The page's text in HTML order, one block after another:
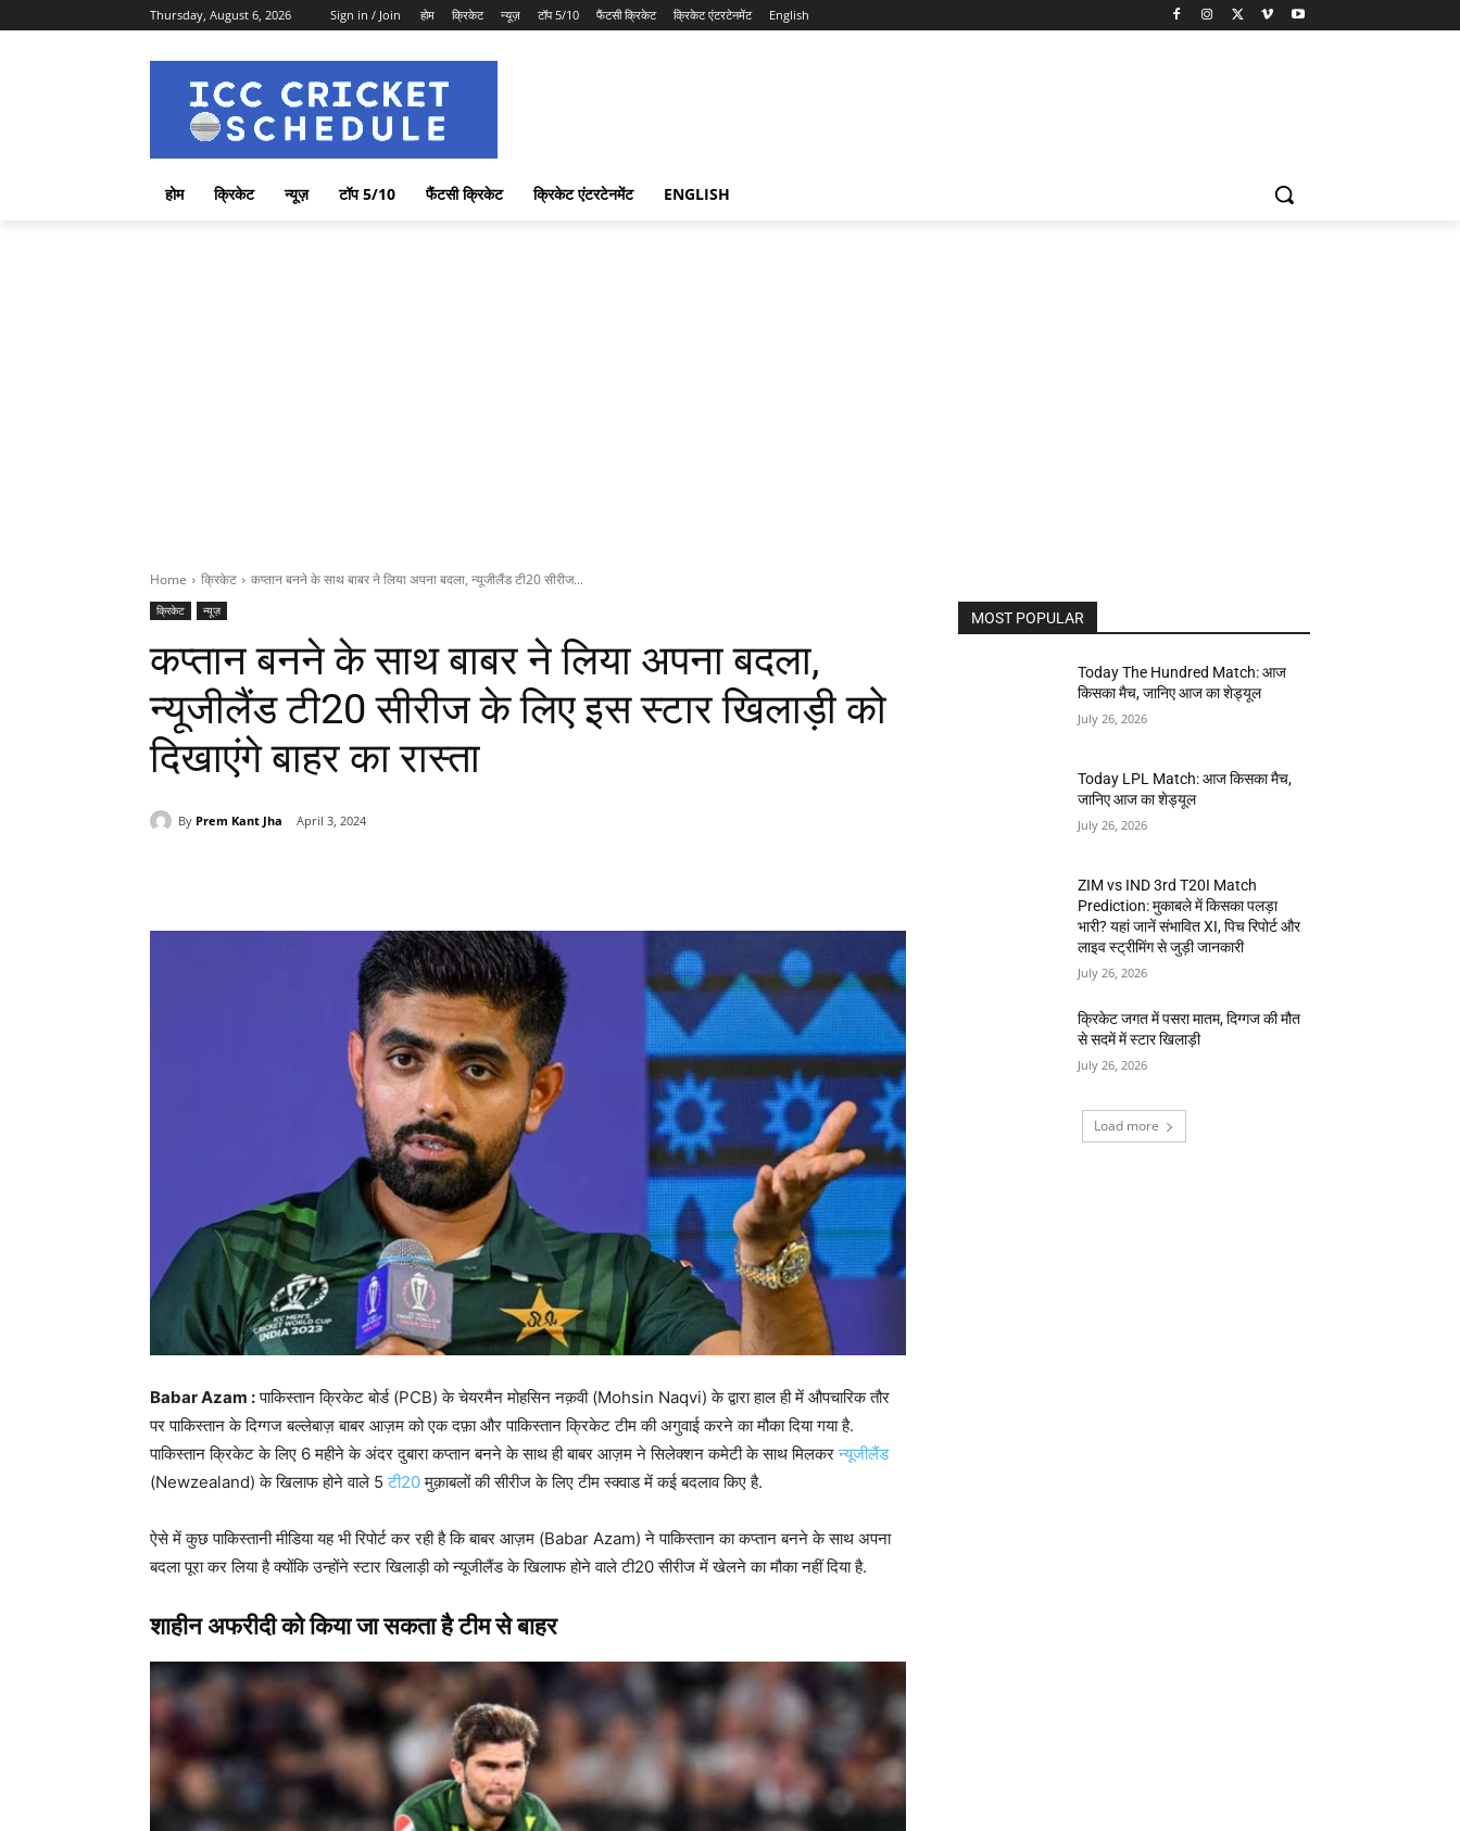
Thursday, August 6, 2026 Sign in / Join होम क्रिकेट न्यूज़ टॉप 5/10 फैंटसी क्रिकेट क्रिकेट एंटरटेनमेंट English
होम क्रिकेट न्यूज़ टॉप 5/10 फैंटसी क्रिकेट क्रिकेट एंटरटेनमेंट ENGLISH
Home क्रिकेट कप्तान बनने के साथ बाबर ने लिया अपना बदला, न्यूजीलैंड टी20 सीरीज...
क्रिकेट न्यूज़
कप्तान बनने के साथ बाबर ने लिया अपना बदला,
न्यूजीलैंड टी20 सीरीज के लिए इस स्टार खिलाड़ी को
दिखाएंगे बाहर का रास्ता
By Prem Kant Jha April 3, 2024
Babar Azam :पाकिस्तान क्रिकेट बोर्ड (PCB) के चेयरमैन मोहसिन नक़वी (Mohsin Naqvi) के द्वारा हाल ही में औपचारिक तौर
पर पाकिस्तान के दिग्गज बल्लेबाज़ बाबर आज़म को एक दफ़ा और पाकिस्तान क्रिकेट टीम की अगुवाई करने का मौका दिया गया है.
पाकिस्तान क्रिकेट के लिए 6 महीने के अंदर दुबारा कप्तान बनने के साथ ही बाबर आज़म ने सिलेक्शन कमेटी के साथ मिलकरन्यूजीलैंड
(Newzealand) के खिलाफ होने वाले 5टी20मुक़ाबलों की सीरीज के लिए टीम स्क्वाड में कई बदलाव किए है.
ऐसे में कुछ पाकिस्तानी मीडिया यह भी रिपोर्ट कर रही है कि बाबर आज़म (Babar Azam) ने पाकिस्तान का कप्तान बनने के साथ अपना
बदला पूरा कर लिया है क्योंकि उन्होंने स्टार खिलाड़ी को न्यूजीलैंड के खिलाफ होने वाले टी20 सीरीज में खेलने का मौका नहीं दिया है.
शाहीन अफरीदी को किया जा सकता है टीम से बाहर
MOST POPULAR
Today The Hundred Match: आज
किसका मैच, जानिए आज का शेड्यूल
July 26, 2026
Today LPL Match: आज किसका मैच,
जानिए आज का शेड्यूल
July 26, 2026
ZIM vs IND 3rd T20I Match
Prediction: मुकाबले में किसका पलड़ा
भारी? यहां जानें संभावित XI, पिच रिपोर्ट और
लाइव स्ट्रीमिंग से जुड़ी जानकारी
July 26, 2026
क्रिकेट जगत में पसरा मातम, दिग्गज की मौत
से सदमें में स्टार खिलाड़ी
July 26, 2026
Load more